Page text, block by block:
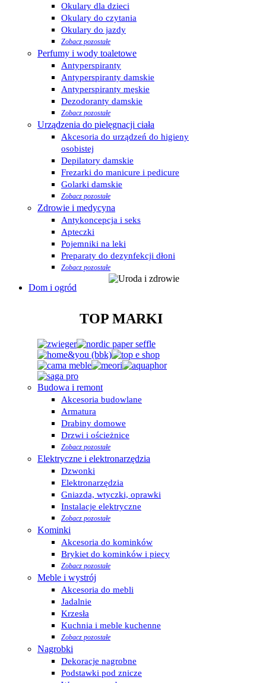
Okulary dla dzieci
Okulary do czytania
Okulary do jazdy
Zobacz pozostałe
Perfumy i wody toaletowe
Antyperspiranty
Antyperspiranty damskie
Antyperspiranty męskie
Dezodoranty damskie
Zobacz pozostałe
Urządzenia do pielęgnacji ciała
Akcesoria do urządzeń do higieny
osobistej
Depilatory damskie
Frezarki do manicure i pedicure
Golarki damskie
Zobacz pozostałe
Zdrowie i medycyna
Antykoncepcja i seks
Apteczki
Pojemniki na leki
Preparaty do dezynfekcji dłoni
Zobacz pozostałe
Dom i ogród
TOP MARKI
Budowa i remont
Akcesoria budowlane
Armatura
Drabiny domowe
Drzwi i ościeżnice
Zobacz pozostałe
Elektryczne i elektronarzędzia
Dzwonki
Elektronarzędzia
Gniazda, wtyczki, oprawki
Instalacje elektryczne
Zobacz pozostałe
Kominki
Akcesoria do kominków
Brykiet do kominków i piecy
Zobacz pozostałe
Meble i wystrój
Akcesoria do mebli
Jadalnie
Krzesła
Kuchnia i meble kuchenne
Zobacz pozostałe
Nagrobki
Dekoracje nagrobne
Podstawki pod znicze